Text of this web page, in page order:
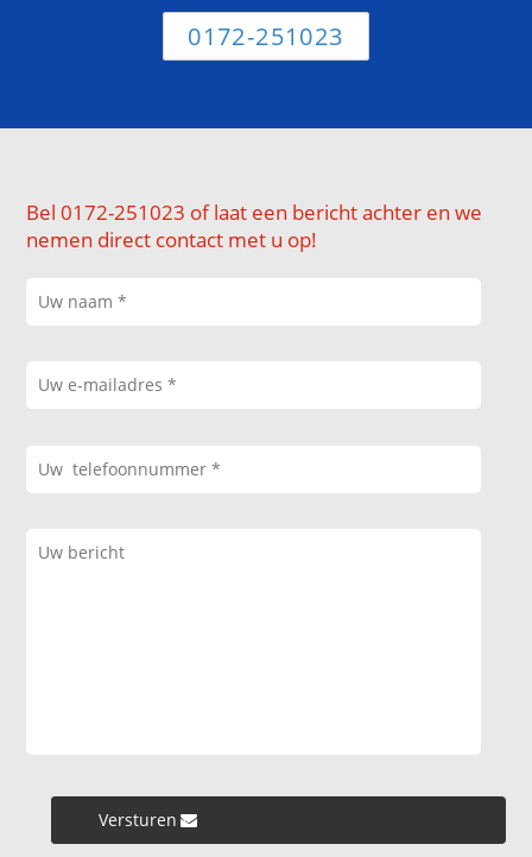
0172-251023
Bel 0172-251023 of laat een bericht achter en we
nemen direct contact met u op!
Versturen »